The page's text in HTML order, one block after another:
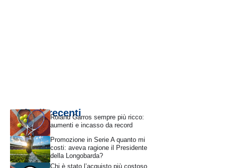
Articoli recentiRoland Garros sempre più ricco:
aumenti e incasso da record
Promozione in Serie A quanto mi
costi: aveva ragione il Presidente
della Longobarda?
Chi è stato l’acquisto più costoso